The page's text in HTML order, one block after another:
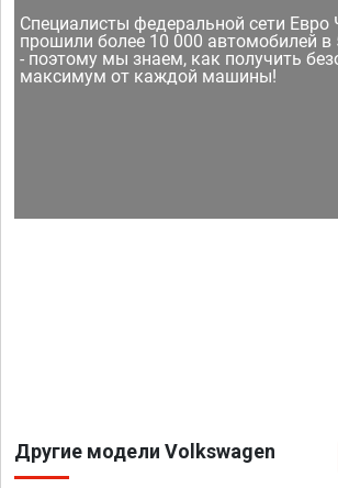
Специалисты федеральной сети Евро
прошили более 10 000 автомобилей в
- поэтому мы знаем, как получить
максимум от каждой машины!
Другие модели Volkswagen